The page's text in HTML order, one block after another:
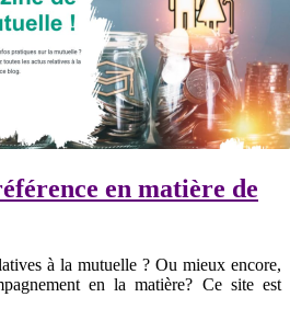
en matière de
à la mutuelle ? Ou mieux encore,
en la matière? Ce site est